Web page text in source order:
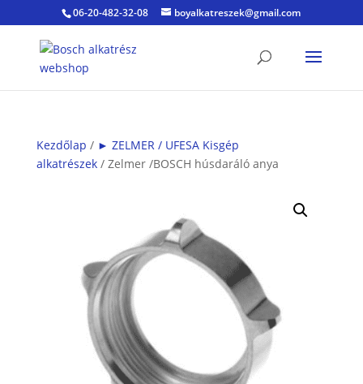
06-20-482-32-08 boyalkatreszek@gmail.com
Kezdőlap / ► ZELMER / UFESA Kisgép
alkatrészek/ Zelmer /BOSCH húsdaráló anya